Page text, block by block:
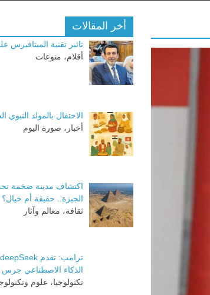
أخر المقالات
تاثير تقنية الميتافيرس
أقلام، منوعات
الاحتفال بالمولد النبوي
أخبار، صورة اليوم
اكتشاف مدينة ضخمة
الجيزة.. حقيقة أم خيال؟
ثقافة، معالم وآثار
الذكاء الاصطناعي جرس
تكنولوجيا، علوم